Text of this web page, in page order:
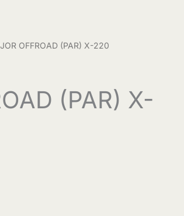
OFFROAD (PAR) X-220
(PAR) X-